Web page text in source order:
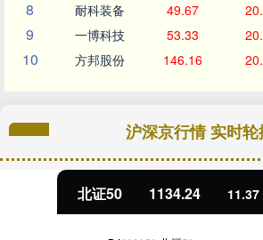
8 耐科装备 49.67
9 一博科技 53.33
10 方邦股份 146.16
沪深京行情 实时轮
北证50 1134.24 11.37